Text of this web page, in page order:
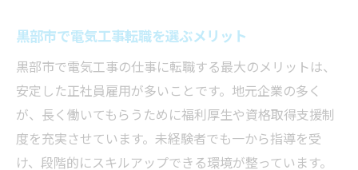
ワークライフバランス重視の転職先選び
電気工事で叶える理想のワークライフバラ
ンス
働きやすい電気工事職場の選び方とは
電気工事転職で家族時間を大切にするコツ
残業少なめの電気工事求人を探すポイント
黒部市で電気工事転職を選ぶメリット
黒部市で電気工事の仕事に転職する最大のメリットは、
安定した正社員雇用が多いことです。地元企業の多く
が、長く働いてもらうために福利厚生や資格取得支援制
度を充実させています。未経験者でも一から指導を受
け、段階的にスキルアップできる環境が整っています。